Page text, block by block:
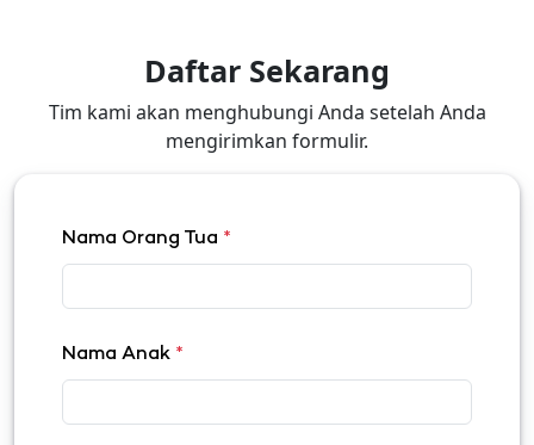
Daftar Sekarang
Tim kami akan menghubungi Anda setelah Anda
mengirimkan formulir.
Nama Orang Tua *
Nama Anak *